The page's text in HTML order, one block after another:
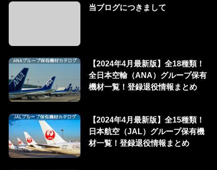
当ブログにつきまして
【2024年4月最新版】全18種類！
全日本空輸（ANA）グループ保有
機材一覧！登録退役情報まとめ
【2024年4月最新版】全15種類！
日本航空（JAL）グループ保有機
材一覧！登録退役情報まとめ